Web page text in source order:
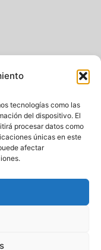
tecnologías como las
del dispositivo. El
procesar datos como
únicas en este
afectar
los derechos